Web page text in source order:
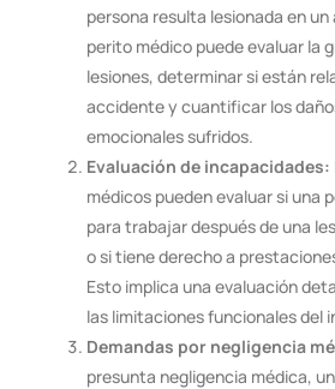
persona resulta lesionada en
perito médico puede evaluar la
lesiones, determinar si están
accidente y cuantificar los
emocionales sufridos.
Evaluación de incapacidades:
médicos pueden evaluar si una
para trabajar después de una
o si tiene derecho a
Esto implica una evaluación
las limitaciones funcionales del
Demandas por negligencia
presunta negligencia médica,